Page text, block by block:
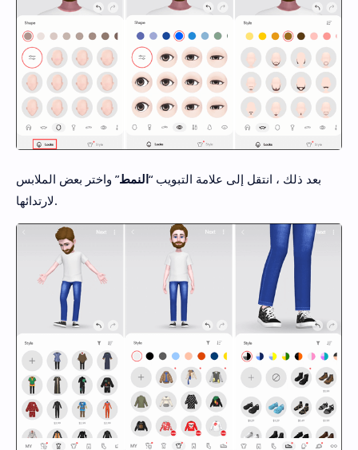
بعد ذلك ، انتقل إلى علامة التبويب “النمط” واختر بعض الملابس
لارتدائها.